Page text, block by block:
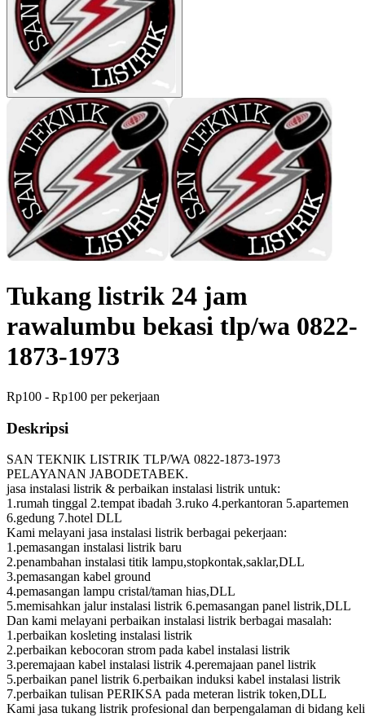
Tukang listrik 24 jam
rawalumbu bekasi tlp/wa 0822-
1873-1973
Rp100 - Rp100 per pekerjaan
Deskripsi
SAN TEKNIK LISTRIK TLP/WA 0822-1873-1973
PELAYANAN JABODETABEK.
jasa instalasi listrik & perbaikan instalasi listrik untuk:
1.rumah tinggal 2.tempat ibadah 3.ruko 4.perkantoran 5.apartemen
6.gedung 7.hotel DLL
Kami melayani jasa instalasi listrik berbagai pekerjaan:
1.pemasangan instalasi listrik baru
2.penambahan instalasi titik lampu,stopkontak,saklar,DLL
3.pemasangan kabel ground
4.pemasangan lampu cristal/taman hias,DLL
5.memisahkan jalur instalasi listrik 6.pemasangan panel listrik,DLL
Dan kami melayani perbaikan instalasi listrik berbagai masalah:
1.perbaikan kosleting instalasi listrik
2.perbaikan kebocoran strom pada kabel instalasi listrik
3.peremajaan kabel instalasi listrik 4.peremajaan panel listrik
5.perbaikan panel listrik 6.perbaikan induksi kabel instalasi listrik
7.perbaikan tulisan PERIKSA pada meteran listrik token,DLL
Kami jasa tukang listrik profesional dan berpengalaman di bidang